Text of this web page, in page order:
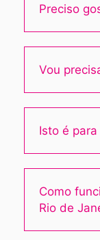
Preciso
Vou
Isto é
Como
Rio de